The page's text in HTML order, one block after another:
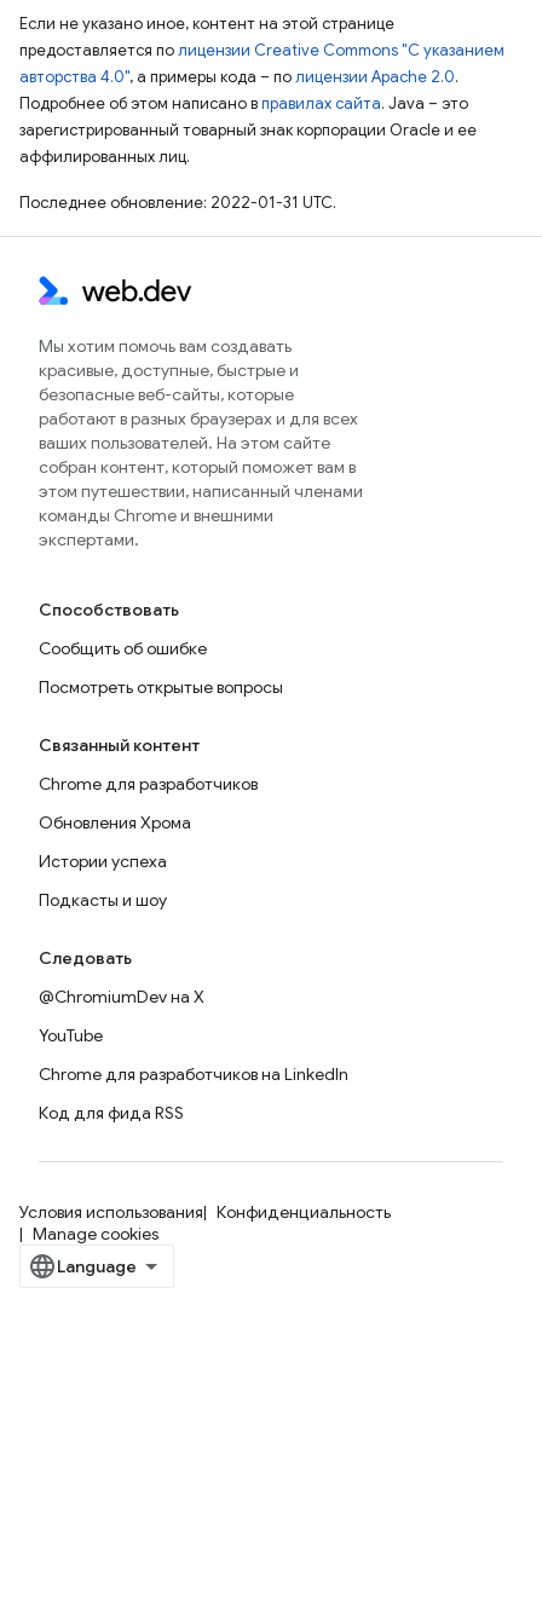
Если не указано иное, контент на этой странице
предоставляется полицензии Creative Commons "С указанием
авторства 4.0", а примеры кода – полицензии Apache 2.0.
Подробнее об этом написано вправилах сайта. Java – это
зарегистрированный товарный знак корпорации Oracle и ее
аффилированных лиц.
Последнее обновление: 2022-01-31 UTC.
Мы хотим помочь вам создавать
красивые, доступные, быстрые и
безопасные веб-сайты, которые
работают в разных браузерах и для всех
ваших пользователей. На этом сайте
собран контент, который поможет вам в
этом путешествии, написанный членами
команды Chrome и внешними
экспертами.
Способствовать
Сообщить об ошибке
Посмотреть открытые вопросы
Связанный контент
Chrome для разработчиков
Обновления Хрома
Истории успеха
Подкасты и шоу
Следовать
@ChromiumDev на X
YouTube
Chrome для разработчиков на LinkedIn
Код для фида RSS
Условия использования
Конфиденциальность
Manage cookies